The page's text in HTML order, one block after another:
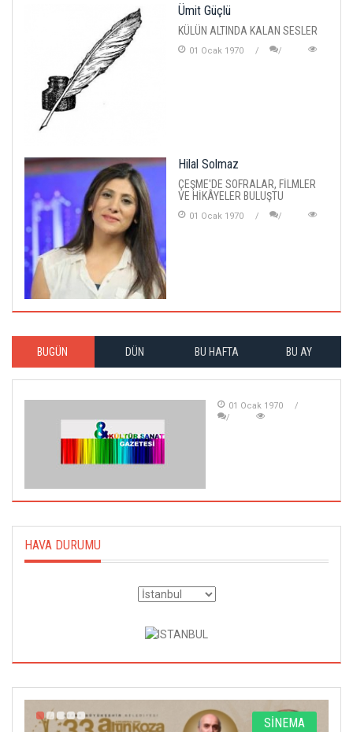
Ümit Güçlü
KÜLÜN ALTINDA KALAN SESLER
01 Ocak 1970
Hilal Solmaz
ÇEŞME'DE SOFRALAR, FİLMLER
VE HİKÂYELER BULUŞTU
01 Ocak 1970
BUGÜN DÜN BU HAFTA BU AY
01 Ocak 1970
HAVA DURUMU
SİNEMA